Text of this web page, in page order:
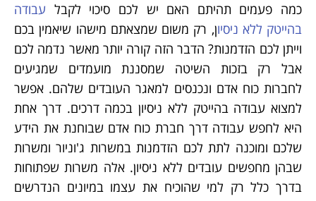
כמה פעמים תהיתם האם יש לכם סיכוי לקבל עבודה
בהייטק ללא ניסיון, רק משום שמצאתם מישהו שיאמין בכם
וייתן לכם הזדמנות? הדבר הזה קורה יותר מאשר נדמה לכם
אבל רק בזכות השיטה שמסננת מועמדים שמגיעים
לחברות כוח אדם ונכנסים למאגר העובדים שלהם. אפשר
למצוא עבודה בהייטק ללא ניסיון בכמה דרכים. דרך אחת
היא לחפש עבודה דרך חברת כוח אדם שבוחנת את הידע
שלכם ומוכנה לתת לכם הזדמנות במשרות ג'וניור ומשרות
שבהן מחפשים עובדים ללא ניסיון. אלה משרות שפתוחות
בדרך כלל רק למי שהוכיח את עצמו במיונים הנדרשים